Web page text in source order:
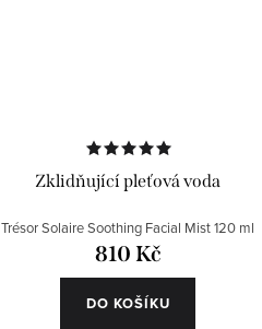
Zklidňující pleťová voda
Trésor Solaire Soothing Facial Mist 120 ml
810 Kč
DO KOŠÍKU